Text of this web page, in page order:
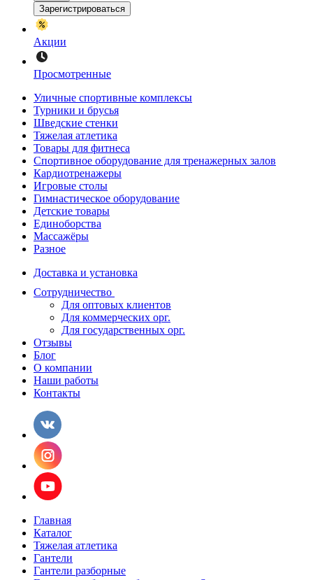
Зарегистрироваться
Акции
Просмотренные
Уличные спортивные комплексы
Турники и брусья
Шведские стенки
Тяжелая атлетика
Товары для фитнеса
Спортивное оборудование для тренажерных залов
Кардиотренажеры
Игровые столы
Гимнастическое оборудование
Детские товары
Единоборства
Массажёры
Разное
Доставка и установка
Сотрудничество
Для оптовых клиентов
Для коммерческих орг.
Для государственных орг.
Отзывы
Блог
О компании
Наши работы
Контакты
Главная
Каталог
Тяжелая атлетика
Гантели
Гантели разборные